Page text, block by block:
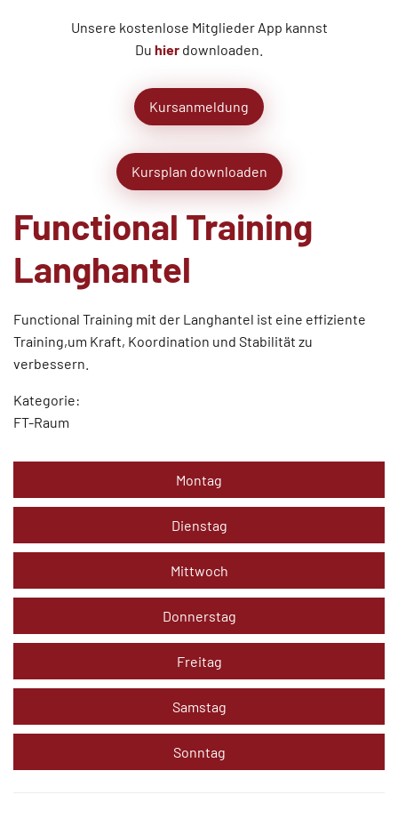
Unsere kostenlose Mitglieder App kannst
Du hier downloaden.
Kursanmeldung
Kursplan downloaden
Functional Training
Langhantel
Functional Training mit der Langhantel ist eine effiziente
Training,um Kraft, Koordination und Stabilität zu
verbessern.
Kategorie:
FT-Raum
Montag
Dienstag
Mittwoch
Donnerstag
Freitag
Samstag
Sonntag